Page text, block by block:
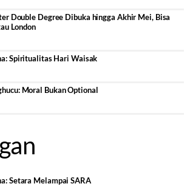
Double Degree Dibuka hingga Akhir Mei, Bisa
London
Spiritualitas Hari Waisak
Moral Bukan Optional
Setara Melampai SARA